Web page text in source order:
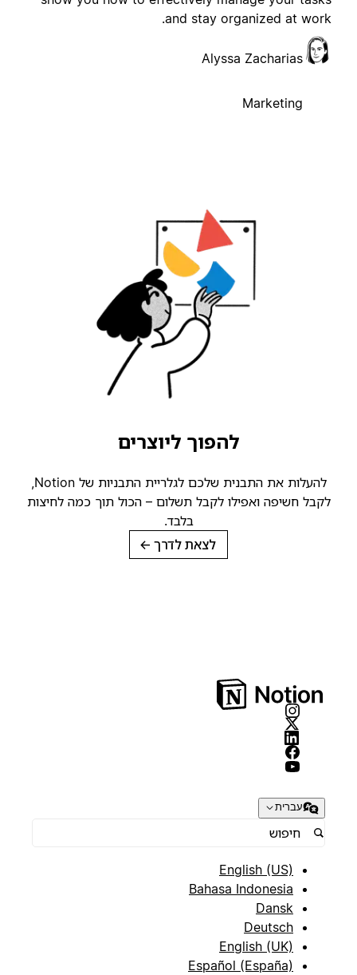
and stay organized at
Alyssa Zacharias
Marketing
להפוך ליוצרים
להעלות את התבנית שלכם לגלריית התבניות של Notion,
לקבל חשיפה ואפילו לקבל תשלום – הכול תוך כמה לחיצות
בלבד.
לצאת לדרך→
עברית
English (US)
Bahasa Indonesia
Dansk
Deutsch
English (UK)
Español (España)